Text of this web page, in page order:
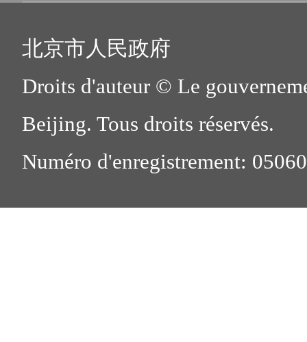
北京市人民政府
Droits d'auteur © Le
Beijing. Tous droits réservés.
Numéro d'enregistrement: